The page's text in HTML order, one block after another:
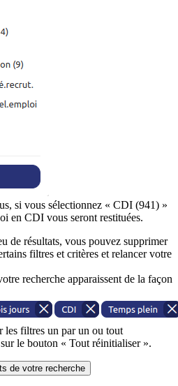
si vous sélectionnez « CDI (941) »
en CDI vous seront restituées.
de résultats, vous pouvez supprimer
filtres et critères et relancer votre
recherche apparaissent de la façon
les filtres un par un ou tout
le bouton « Tout réinitialiser ».
de votre recherche